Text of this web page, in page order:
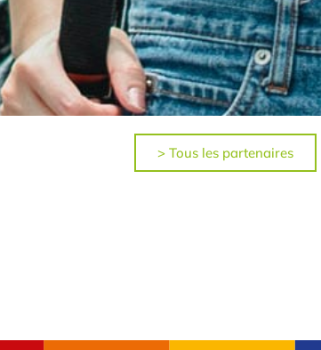
> Tous les partenaires